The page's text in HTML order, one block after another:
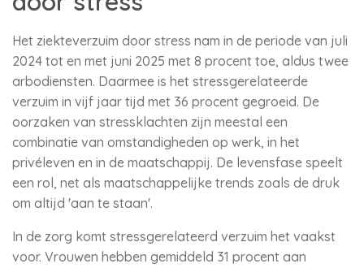
Het ziekteverzuim door stress nam in de periode van juli
2024 tot en met juni 2025 met 8 procent toe, aldus twee
arbodiensten. Daarmee is het stressgerelateerde
verzuim in vijf jaar tijd met 36 procent gegroeid. De
oorzaken van stressklachten zijn meestal een
combinatie van omstandigheden op werk, in het
privéleven en in de maatschappij. De levensfase speelt
een rol, net als maatschappelijke trends zoals de druk
om altijd 'aan te staan'.
In de zorg komt stressgerelateerd verzuim het vaakst
voor. Vrouwen hebben gemiddeld 31 procent aan